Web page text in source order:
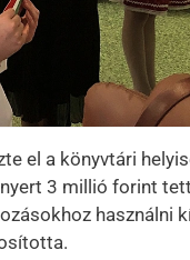
el a könyvtári
3 millió forint
használni